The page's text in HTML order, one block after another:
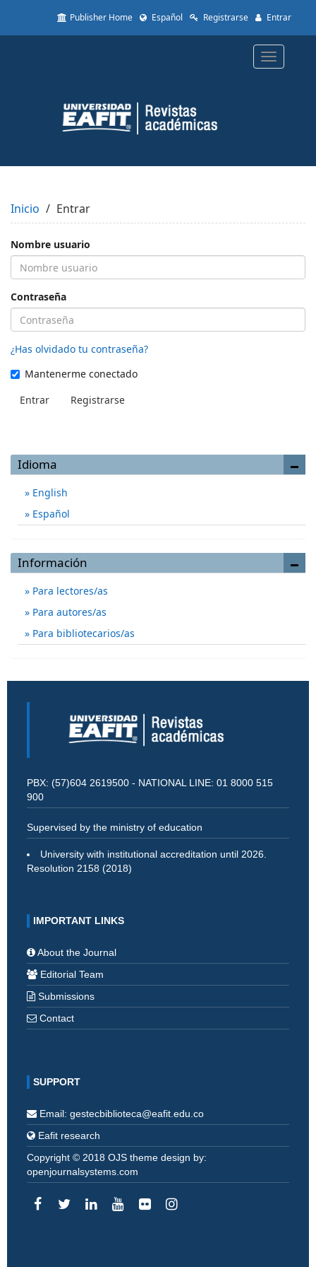
to
Content
Sidebar
Publisher Home Español Registrarse Entrar
Toggle
Inicio Entrar
Nombre usuario
Contraseña
¿Has olvidado tu contraseña?
Mantenerme conectado
Entrar
Registrarse
Idioma
English
Español
Información
Para lectores/as
Para autores/as
Para bibliotecarios/as
PBX: (57)604 2619500 - NATIONAL LINE: 01 8000 515
900
Supervised by the ministry of education
University with institutional accreditation until 2026.
Resolution 2158 (2018)
IMPORTANT LINKS
About the Journal
Editorial Team
Submissions
Contact
SUPPORT
Email: gestecbiblioteca@eafit.edu.co
Eafit research
Copyright © 2018 OJS theme design by:
openjournalsystems.com